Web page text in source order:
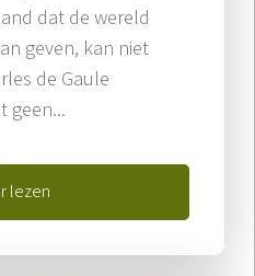
dat de wereld
geven, kan niet
de Gaule
geen...
lezen